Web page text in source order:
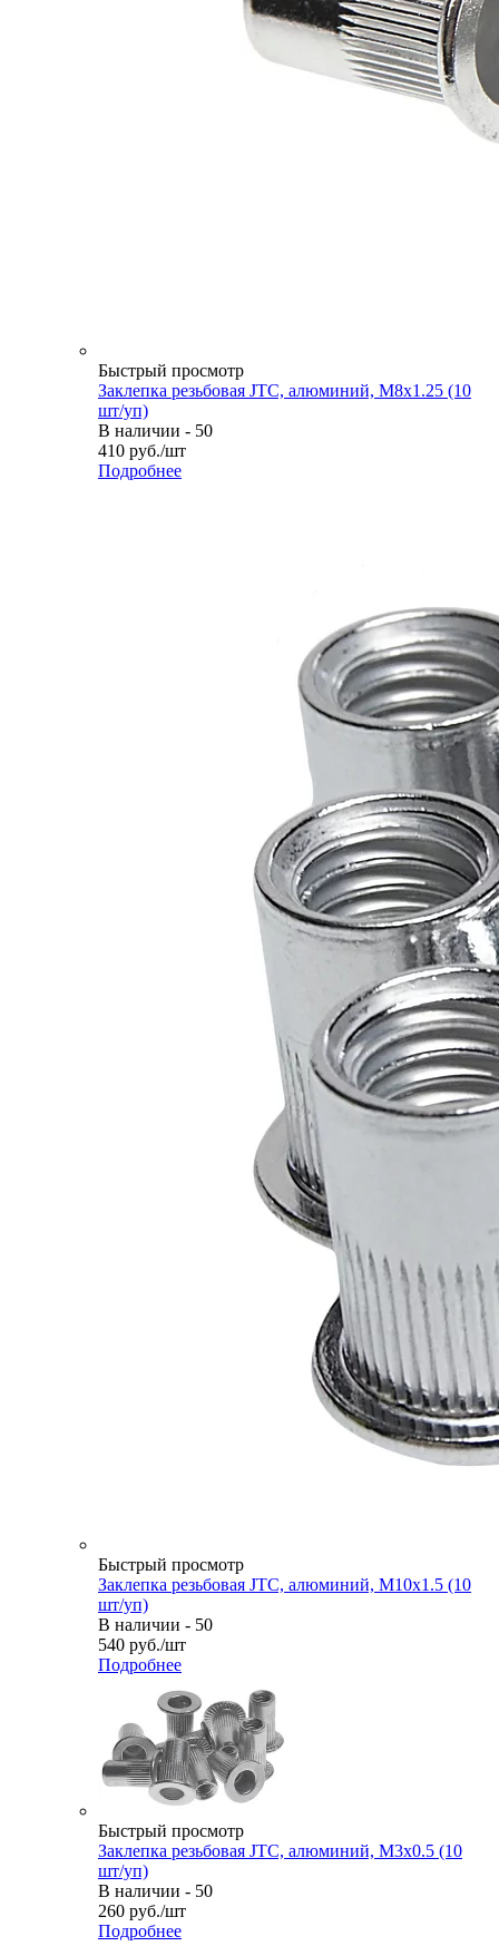
Быстрый просмотр
Заклепка резьбовая JTC, алюминий, M8х1.25 (10
шт/уп)
В наличии - 50
410 руб./шт
Подробнее
Быстрый просмотр
Заклепка резьбовая JTC, алюминий, M10х1.5 (10
шт/уп)
В наличии - 50
540 руб./шт
Подробнее
Быстрый просмотр
Заклепка резьбовая JTC, алюминий, M3х0.5 (10
шт/уп)
В наличии - 50
260 руб./шт
Подробнее